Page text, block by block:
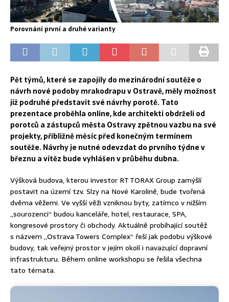
Porovnání první a druhé varianty
Pět týmů, které se zapojily do mezinárodní soutěže o
návrh nové podoby mrakodrapu v Ostravě, měly možnost
již podruhé představit své návrhy porotě. Tato
prezentace proběhla online, kde architekti obdrželi od
porotců a zástupců města Ostravy zpětnou vazbu na své
projekty, přibližně měsíc před konečným termínem
soutěže. Návrhy je nutné odevzdat do prvního týdne v
březnu a vítěz bude vyhlášen v průběhu dubna.
Výšková budova, kterou investor RT TORAX Group zamýšlí
postavit na území tzv. Slzy na Nové Karolině, bude tvořená
dvěma věžemi. Ve vyšší věži vzniknou byty, zatímco v nižším
„sourozenci“ budou kanceláře, hotel, restaurace, SPA,
kongresové prostory či obchody. Aktuálně probíhající soutěž
s názvem „Ostrava Towers Complex“ řeší jak podobu výškové
budovy, tak veřejný prostor v jejím okolí i navazující dopravní
infrastrukturu. Během online workshopu se řešila všechna
tato témata.